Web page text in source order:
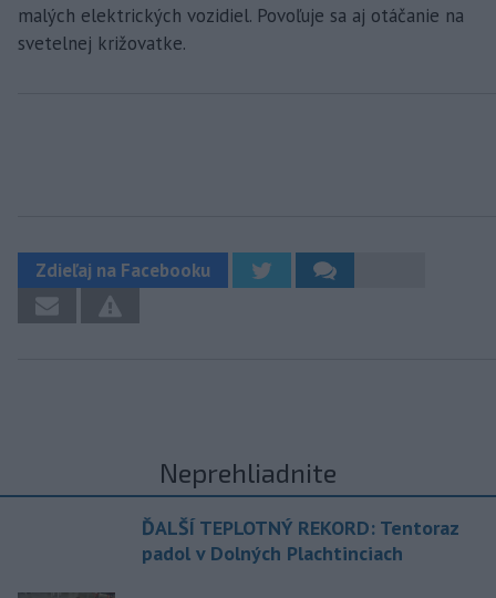
malých elektrických vozidiel. Povoľuje sa aj otáčanie na
svetelnej križovatke.
Zdieľaj na Facebooku
Neprehliadnite
ĎALŠÍ TEPLOTNÝ REKORD: Tentoraz
padol v Dolných Plachtinciach